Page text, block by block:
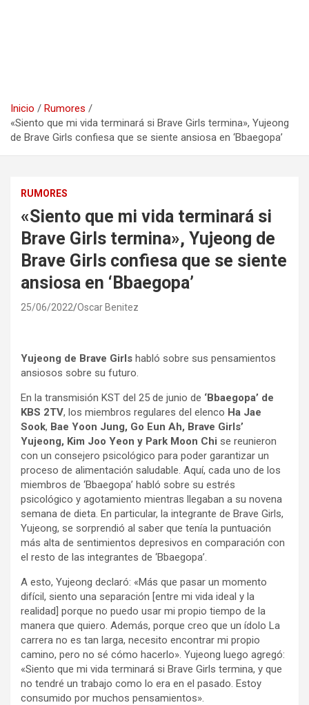
Inicio
Rumores
«Siento que mi vida terminará si Brave Girls termina», Yujeong
de Brave Girls confiesa que se siente ansiosa en ‘Bbaegopa’
RUMORES
«Siento que mi vida terminará si
Brave Girls termina», Yujeong de
Brave Girls confiesa que se siente
ansiosa en ‘Bbaegopa’
25/06/2022 Oscar Benitez
Yujeong de Brave Girls habló sobre sus pensamientos
ansiosos sobre su futuro.
En la transmisión KST del 25 de junio de ‘Bbaegopa’ de
KBS 2TV, los miembros regulares del elenco Ha Jae
Sook, Bae Yoon Jung, Go Eun Ah, Brave Girls’
Yujeong, Kim Joo Yeon y Park Moon Chi se reunieron
con un consejero psicológico para poder garantizar un
proceso de alimentación saludable. Aquí, cada uno de los
miembros de ‘Bbaegopa’ habló sobre su estrés
psicológico y agotamiento mientras llegaban a su novena
semana de dieta. En particular, la integrante de Brave Girls,
Yujeong, se sorprendió al saber que tenía la puntuación
más alta de sentimientos depresivos en comparación con
el resto de las integrantes de ‘Bbaegopa’.
A esto, Yujeong declaró: «Más que pasar un momento
difícil, siento una separación [entre mi vida ideal y la
realidad] porque no puedo usar mi propio tiempo de la
manera que quiero. Además, porque creo que un ídolo La
carrera no es tan larga, necesito encontrar mi propio
camino, pero no sé cómo hacerlo». Yujeong luego agregó:
«Siento que mi vida terminará si Brave Girls termina, y que
no tendré un trabajo como lo era en el pasado. Estoy
consumido por muchos pensamientos».